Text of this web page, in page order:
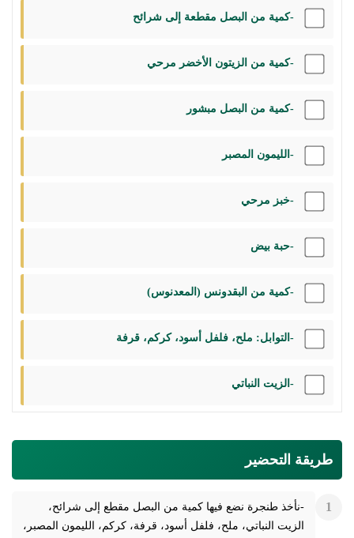
-كمية من البصل مقطعة إلى شرائح
-كمية من الزيتون الأخضر مرحي
-كمية من البصل مبشور
-الليمون المصبر
-خبز مرحي
-حبة بيض
-كمية من البقدونس (المعدنوس)
-التوابل: ملح، فلفل أسود، كركم، قرفة
-الزيت النباتي
طريقة التحضير
-نأخذ طنجرة نضع فيها كمية من البصل مقطع إلى شرائح،
الزيت النباتي، ملح، فلفل أسود، قرفة، كركم، الليمون المصبر،